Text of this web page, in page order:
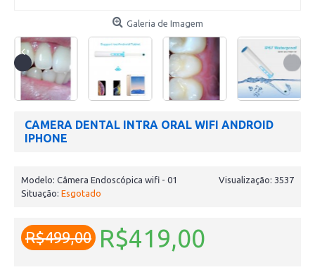
Galeria de Imagem
CAMERA DENTAL INTRA ORAL WIFI ANDROID
IPHONE
Visualização: 3537
Modelo: Câmera Endoscópica wifi - 01
Situação: Esgotado
R$499,00 R$419,00